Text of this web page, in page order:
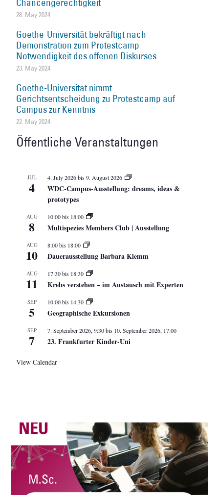
28. May 2024
Goethe-Universität bekräftigt nach
Demonstration zum Protestcamp
Notwendigkeit des offenen Diskurses
23. May 2024
Goethe-Universität nimmt
Gerichtsentscheidung zu Protestcamp auf
Campus zur Kenntnis
22. May 2024
Öffentliche Veranstaltungen
JUL
4
4. July 2026bis9. August 2026
WDC-Campus-Ausstellung: dreams, ideas &
prototypes
AUG
8
10:00bis 18:00
Multispezies Members Club | Ausstellung
AUG
10
8:00bis 18:00
Dauerausstellung Barbara Klemm
AUG
11
17:30bis 18:30
Krebs verstehen – im Austausch mit Experten
SEP
5
10:00bis 14:30
Geographische Exkursionen
SEP
7
7. September 2026, 9:30bis 10. September 2026, 17:00
23. Frankfurter Kinder-Uni
View Calendar